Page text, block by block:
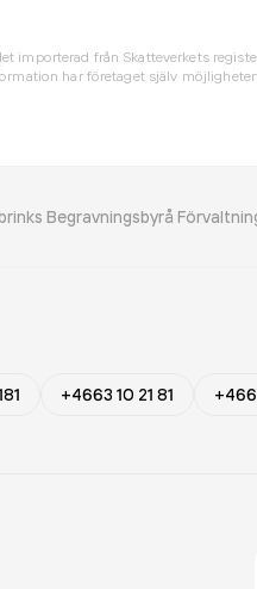
importerad från Skatteverkets
har företaget själv
Begravningsbyrå
+4663 10 21 81